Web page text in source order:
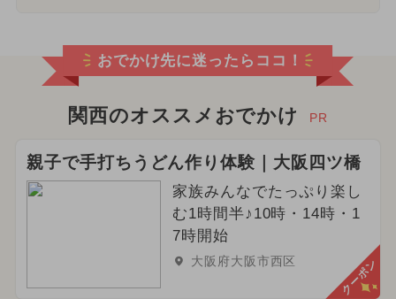
おでかけ先に迷ったらココ！
関西のオススメおでかけ PR
親子で手打ちうどん作り体験｜大阪四ツ橋
家族みんなでたっぷり楽し
む1時間半♪10時・14時・1
7時開始
大阪府大阪市西区 クーポン